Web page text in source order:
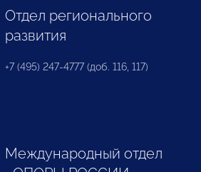
Отдел регионального
развития
+7 (495) 247-4777 (доб. 116, 117)
Международный отдел